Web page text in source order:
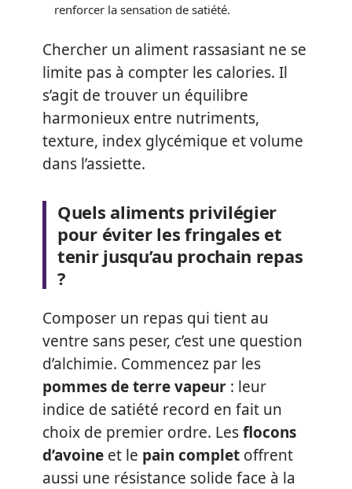
renforcer la sensation de satiété.
Chercher un aliment rassasiant ne se
limite pas à compter les calories. Il
s’agit de trouver un équilibre
harmonieux entre nutriments,
texture, index glycémique et volume
dans l’assiette.
Quels aliments privilégier
pour éviter les fringales et
tenir jusqu’au prochain repas
?
Composer un repas qui tient au
ventre sans peser, c’est une question
d’alchimie. Commencez par les
pommes de terre vapeur : leur
indice de satiété record en fait un
choix de premier ordre. Lesflocons
d’avoine et le pain complet offrent
aussi une résistance solide face à la